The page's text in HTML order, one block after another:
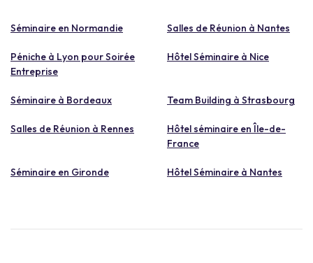
Séminaire en Normandie Salles de Réunion à Nantes
Péniche à Lyon pour Soirée
Entreprise
Hôtel Séminaire à Nice
Séminaire à Bordeaux Team Building à Strasbourg
Salles de Réunion à Rennes
Hôtel séminaire en Île-de-
France
Séminaire en Gironde Hôtel Séminaire à Nantes